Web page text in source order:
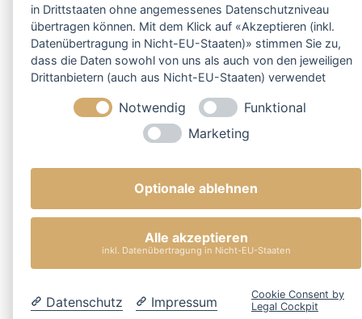
in Drittstaaten ohne angemessenes Datenschutzniveau
übertragen können. Mit dem Klick auf «Akzeptieren (inkl.
Datenübertragung in Nicht-EU-Staaten)» stimmen Sie zu,
dass die Daten sowohl von uns als auch von den jeweiligen
Drittanbietern (auch aus Nicht-EU-Staaten) verwendet
selbstverständlich jederzeit ändern.
Notwendig
Funktional
Marketing
Optionale ablehnen
Alle akzeptieren
inkl. Datenübertragung in Nicht-EU-Staaten
Datenschutz
Impressum
Cookie Consent by
Legal Cockpit